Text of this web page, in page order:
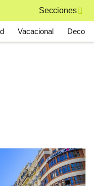
Secciones
Vacacional Deco